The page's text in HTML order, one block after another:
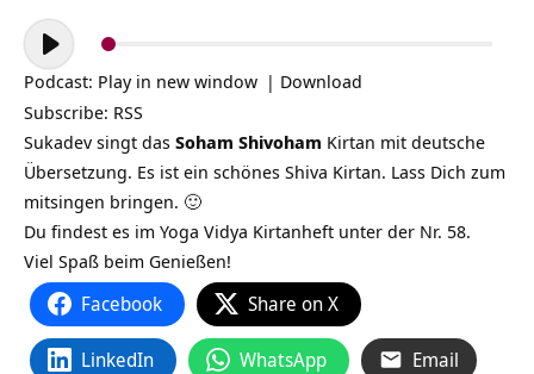
Audio-
Player
Podcast: Play in new window | Download
Subscribe: RSS
Sukadev singt das Soham Shivoham Kirtan mit deutsche
Übersetzung. Es ist ein schönes Shiva Kirtan. Lass Dich zum
mitsingen bringen. 🙂
Du findest es im Yoga Vidya Kirtanheft unter der Nr. 58.
Viel Spaß beim Genießen!
Facebook Share on X
LinkedIn WhatsApp Email